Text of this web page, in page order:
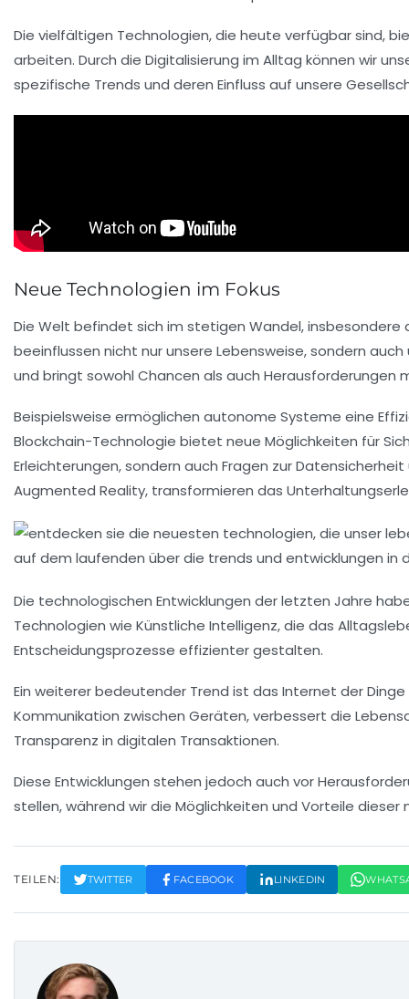
Die vielfältigen Technologien, die heute verfügbar sind,
arbeiten. Durch die Digitalisierung im Alltag können wir
spezifische Trends und deren Einfluss auf unsere
Neue Technologien im Fokus
Die Welt befindet sich im stetigen Wandel, insbesondere
beeinflussen nicht nur unsere Lebensweise, sondern
und bringt sowohl Chancen als auch Herausforderungen
Beispielsweise ermöglichen autonome Systeme eine
Blockchain-Technologie bietet neue Möglichkeiten für
Erleichterungen, sondern auch Fragen zurDatensicherheit
Augmented Reality, transformieren das
Die technologischen Entwicklungen der letzten Jahre
Technologien wie Künstliche Intelligenz, die das
Entscheidungsprozesse effizienter gestalten.
Ein weiterer bedeutender Trend ist das Internet der Dinge
Kommunikation zwischen Geräten, verbessert die
Transparenz in digitalen Transaktionen.
Diese Entwicklungen stehen jedoch auch vor
stellen, während wir die Möglichkeiten und Vorteile dieser
TEILEN: TWITTER FACEBOOK LINKEDIN